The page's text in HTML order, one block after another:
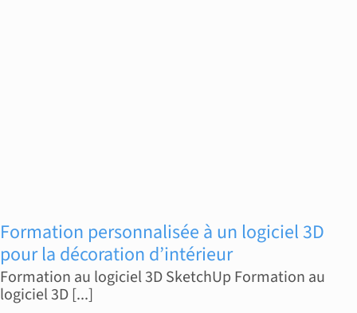
Formation personnalisée à un logiciel 3D
pour la décoration d’intérieur
Formation au logiciel 3D SketchUp Formation au
logiciel 3D [...]